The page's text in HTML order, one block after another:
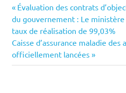
Navigation
de
l’article
Previous
Post:
Évaluation des contrats
du gouvernement : Le
taux de réalisation de 99,03%
Next
Post:
Caisse d’assurance maladie
officiellement lancées